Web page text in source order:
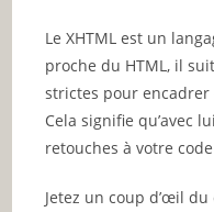
Le XHTML est un
proche du HTML, il
strictes pour
Cela signifie qu’avec
retouches à votre code
Jetez un coup d’œil du